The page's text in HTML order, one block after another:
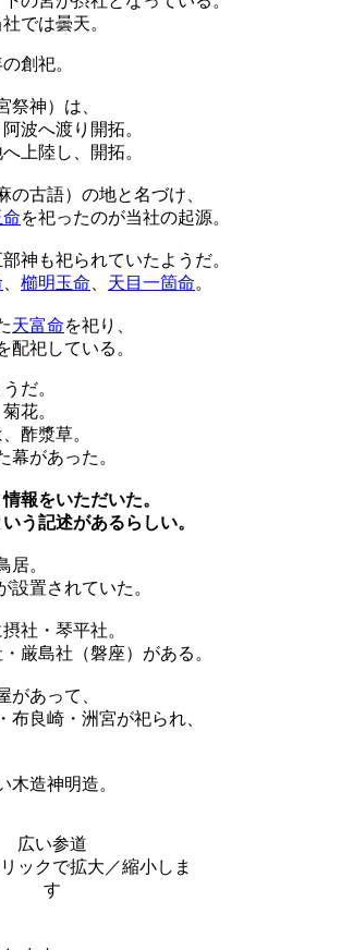
では曇天。
創祀。
祭神）は、
波へ渡り開拓。
上陸し、開拓。
古語）の地と名づけ、
を祀ったのが当社の起源。
神も祀られていたようだ。
櫛明玉命 天目一箇命。
天富命を祀り、
配祀している。
だ。
花。
酢漿草。
があった。
報をいただいた。
う記述があるらしい。
居。
置されていた。
社・琴平社。
厳島社（磐座）がある。
があって、
良崎・洲宮が祀られ、
造神明造。
広い参道